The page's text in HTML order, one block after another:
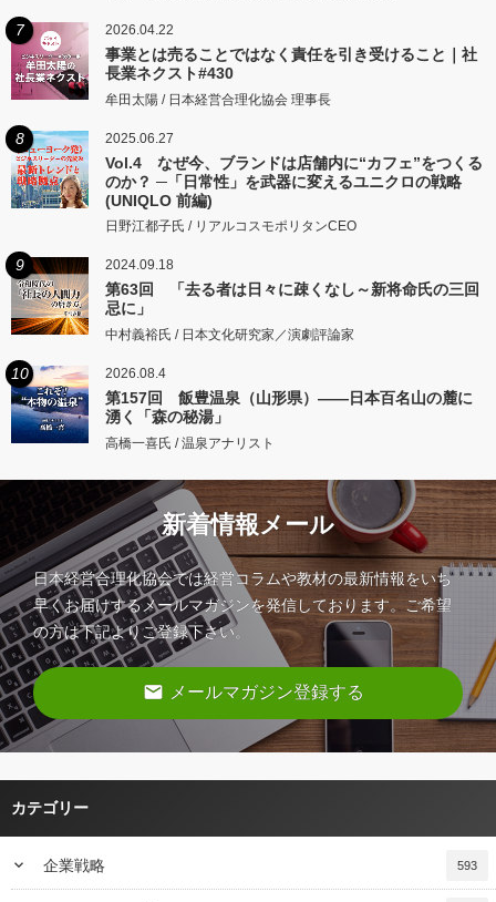
7 2026.04.22
事業とは売ることではなく責任を引き受けること｜社
長業ネクスト#430
牟田太陽 / 日本経営合理化協会 理事長
8 2025.06.27
Vol.4 なぜ今、ブランドは店舗内に“カフェ”をつくる
のか？ ─「日常性」を武器に変えるユニクロの戦略
(UNIQLO 前編)
日野江都子氏 / リアルコスモポリタンCEO
9 2024.09.18
第63回 「去る者は日々に疎くなし～新将命氏の三回
忌に」
中村義裕氏 / 日本文化研究家／演劇評論家
10 2026.08.4
第157回 飯豊温泉（山形県）――日本百名山の麓に
湧く「森の秘湯」
高橋一喜氏 / 温泉アナリスト
新着情報メール
日本経営合理化協会では経営コラムや教材の最新情報をいち
早くお届けするメールマガジンを発信しております。ご希望
の方は下記よりご登録下さい。
email メールマガジン登録する
カテゴリー
keyboard_arrow_down 企業戦略 593